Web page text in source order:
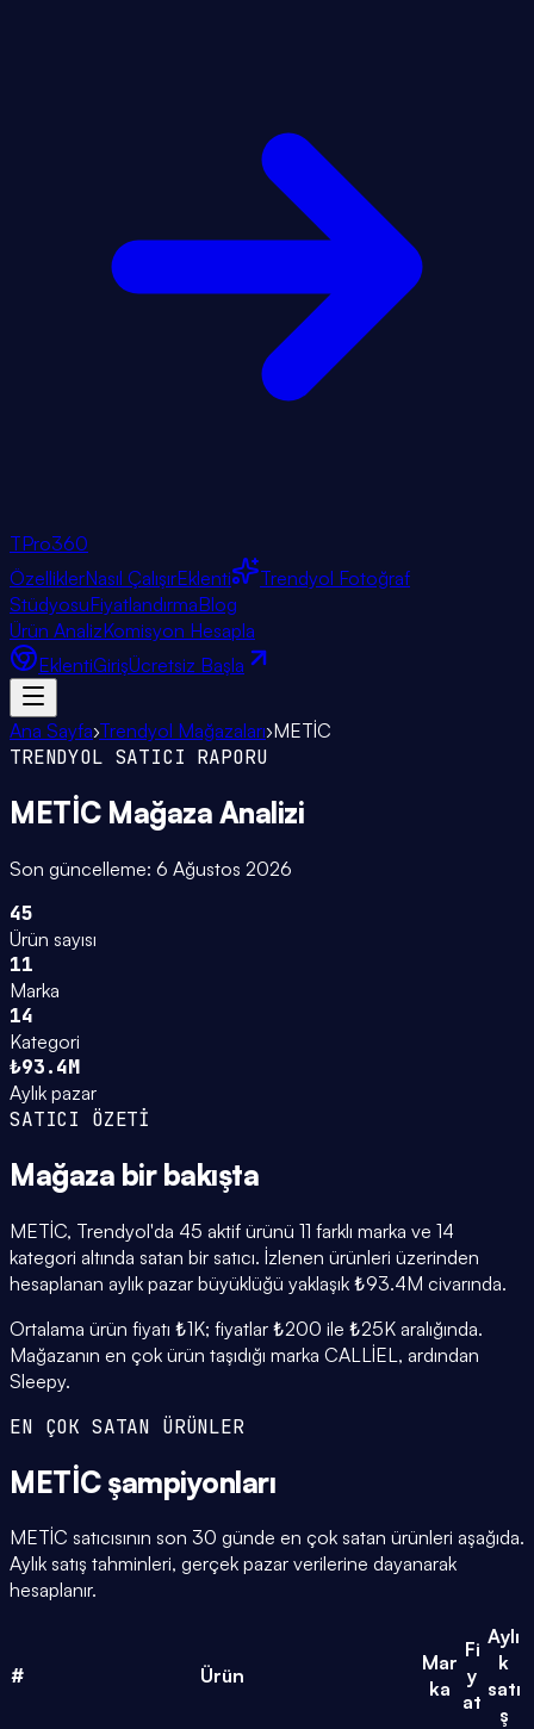
TPro360
ÖzelliklerNasıl ÇalışırEklenti
Trendyol Fotoğraf
StüdyosuFiyatlandırmaBlog
Ürün AnalizKomisyon Hesapla
EklentiGirişÜcretsiz Başla
Ana Sayfa›Trendyol Mağazaları›METİC
TRENDYOL SATICI RAPORU
METİC Mağaza Analizi
Son güncelleme: 6 Ağustos 2026
45
Ürün sayısı
11
Marka
14
Kategori
₺93.4M
Aylık pazar
SATICI ÖZETİ
Mağaza bir bakışta
METİC, Trendyol'da 45 aktif ürünü 11 farklı marka ve 14
kategori altında satan bir satıcı. İzlenen ürünleri üzerinden
hesaplanan aylık pazar büyüklüğü yaklaşık ₺93.4M civarında.
Ortalama ürün fiyatı ₺1K; fiyatlar ₺200 ile ₺25K aralığında.
Mağazanın en çok ürün taşıdığı marka CALLİEL, ardından
Sleepy.
EN ÇOK SATAN ÜRÜNLER
METİC şampiyonları
METİC satıcısının son 30 günde en çok satan ürünleri aşağıda.
Aylık satış tahminleri, gerçek pazar verilerine dayanarak
hesaplanır.
# Ürün
Mar
ka
Fi
y
at
Aylı
k
satı
ş